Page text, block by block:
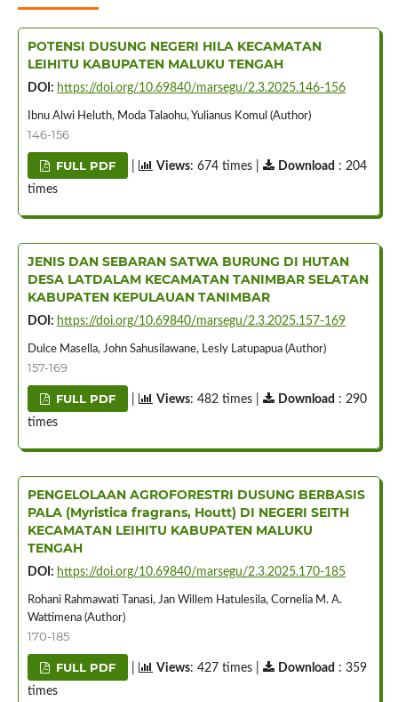
POTENSI DUSUNG NEGERI HILA KECAMATAN
LEIHITU KABUPATEN MALUKU TENGAH
DOI: https://doi.org/10.69840/marsegu/2.3.2025.146-156
Ibnu Alwi Heluth, Moda Talaohu, Yulianus Komul (Author)
146-156
FULL PDF Views: 674 times | Download : 204
times
JENIS DAN SEBARAN SATWA BURUNG DI HUTAN
DESA LATDALAM KECAMATAN TANIMBAR SELATAN
KABUPATEN KEPULAUAN TANIMBAR
DOI: https://doi.org/10.69840/marsegu/2.3.2025.157-169
Dulce Masella, John Sahusilawane, Lesly Latupapua (Author)
157-169
FULL PDF Views: 482 times | Download : 290
times
PENGELOLAAN AGROFORESTRI DUSUNG BERBASIS
PALA (Myristica fragrans, Houtt) DI NEGERI SEITH
KECAMATAN LEIHITU KABUPATEN MALUKU
TENGAH
DOI: https://doi.org/10.69840/marsegu/2.3.2025.170-185
Rohani Rahmawati Tanasi, Jan Willem Hatulesila, Cornelia M. A.
Wattimena (Author)
170-185
FULL PDF Views: 427 times | Download : 359
times